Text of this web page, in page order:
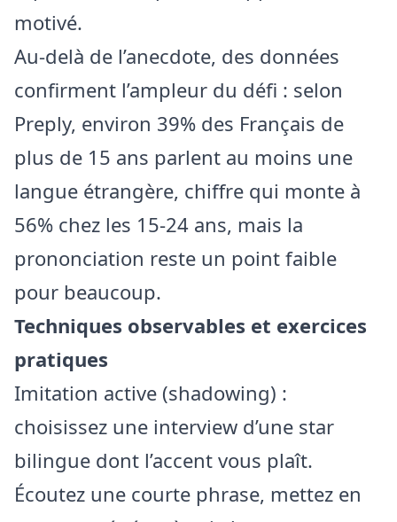
motivé.
Au-delà de l’anecdote, des données
confirment l’ampleur du défi : selon
Preply, environ 39% des Français de
plus de 15 ans parlent au moins une
langue étrangère, chiffre qui monte à
56% chez les 15‑24 ans, mais la
prononciation reste un point faible
pour beaucoup.
Techniques observables et exercices
pratiques
Imitation active (shadowing) :
choisissez une interview d’une star
bilingue dont l’accent vous plaît.
Écoutez une courte phrase, mettez en